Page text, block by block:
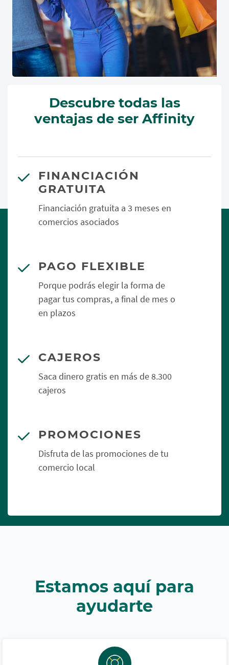
Descubre todas las
ventajas de ser Affinity
FINANCIACIÓN
GRATUITA
Financiación gratuita a 3 meses en
comercios asociados
PAGO FLEXIBLE
Porque podrás elegir la forma de
pagar tus compras, a final de mes o
en plazos
CAJEROS
Saca dinero gratis en más de 8.300
cajeros
PROMOCIONES
Disfruta de las promociones de tu
comercio local
Estamos aquí para
ayudarte